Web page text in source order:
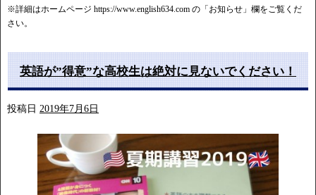
※詳細はホームページ https://www.english634.com の「お知らせ」欄をご覧くだ
さい。
英語が”得意”な高校生は絶対に見ないでください！
投稿日 2019年7月6日